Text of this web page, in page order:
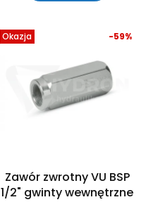
Okazja
Zawór zwrotny VU BSP
1/2" gwinty wewnętrzne
-59%